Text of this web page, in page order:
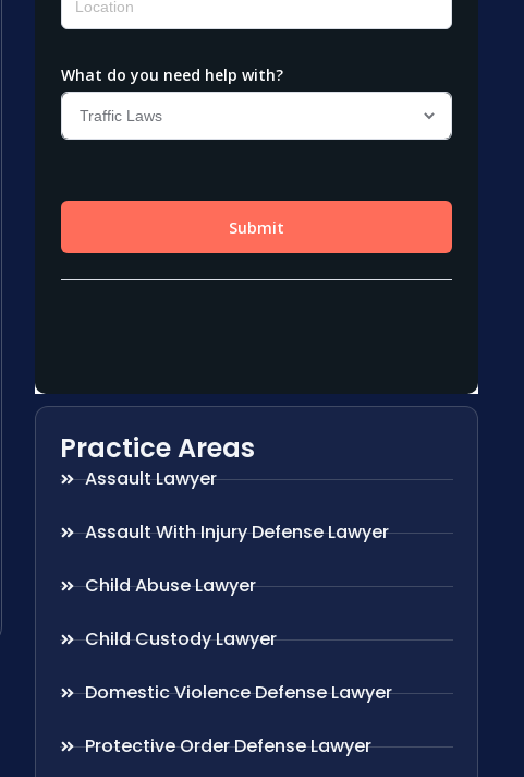
Practice Areas
Assault Lawyer
Assault With Injury Defense Lawyer
Child Abuse Lawyer
Child Custody Lawyer
Domestic Violence Defense Lawyer
Protective Order Defense Lawyer